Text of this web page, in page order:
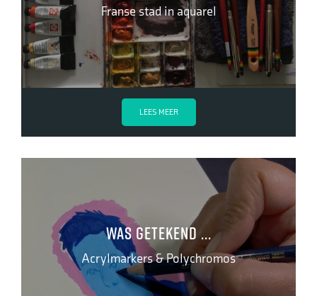
Franse stad in aquarel
LEES MEER
Was getekend ...
Acrylmarkers & Polychromos